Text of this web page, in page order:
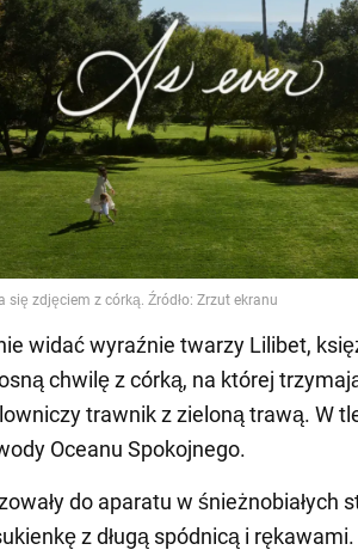
widać wyraźnie twarzy Lilibet,
chwilę z córką, na której
trawnik z zieloną trawą. W
Oceanu Spokojnego.
do aparatu w śnieżnobiałych
z długą spódnicą i